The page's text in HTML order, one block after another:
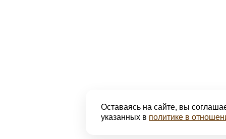
Оставаясь на сайте, вы
указанных в политике в